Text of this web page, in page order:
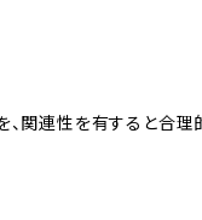
、関連性を有すると合